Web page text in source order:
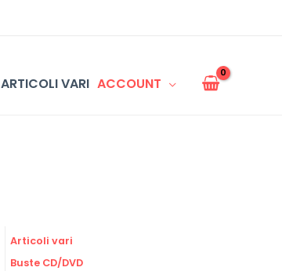
ARTICOLI VARI ACCOUNT
Articoli vari
Buste CD/DVD